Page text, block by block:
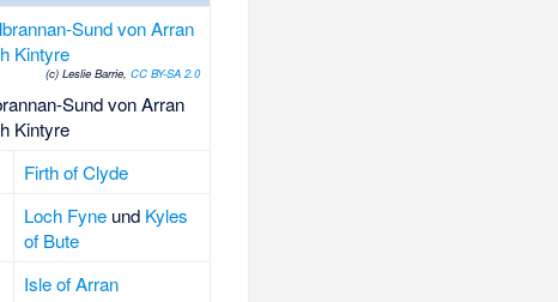
(c) Leslie Barrie,CC BY-SA 2.0
Sund von Arran
Kintyre
Firth of Clyde
Loch Fyneund Kyles
of Bute
Isle of Arran